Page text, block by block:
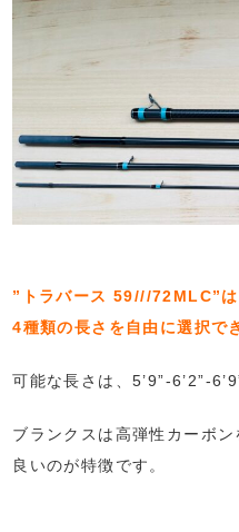
”トラバース 59///72MLC”
4種類の長さを自由に選択で
可能な長さは、5’9”-6’2”-
ブランクスは高弾性カーボ
良いのが特徴です。